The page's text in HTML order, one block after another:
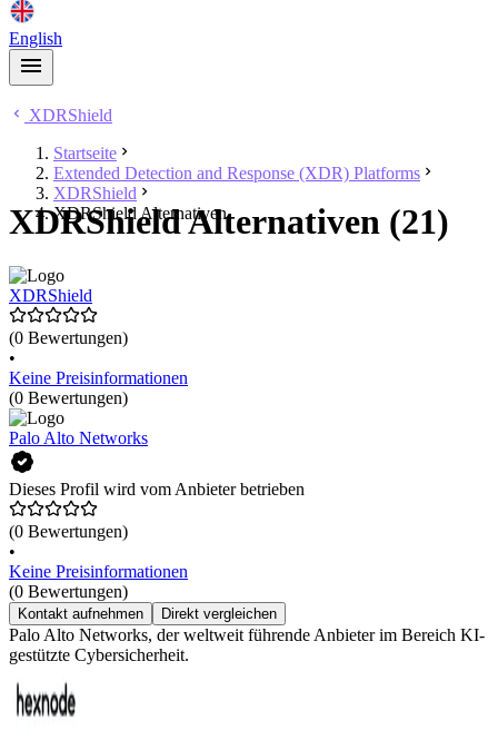
English
XDRShield
Startseite
Extended Detection and Response (XDR) Platforms
XDRShield
XDRShield Alternativen
XDRShield Alternativen (21)
XDRShield
(0 Bewertungen)
•
Keine Preisinformationen
(0 Bewertungen)
Palo Alto Networks
Dieses Profil wird vom Anbieter betrieben
(0 Bewertungen)
•
Keine Preisinformationen
(0 Bewertungen)
Kontakt aufnehmen Direkt vergleichen
Palo Alto Networks, der weltweit führende Anbieter im Bereich KI-
gestützte Cybersicherheit.